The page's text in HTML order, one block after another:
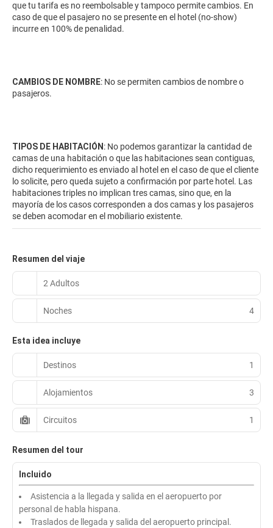
que tu tarifa es no reembolsable y tampoco permite cambios. En
caso de que el pasajero no se presente en el hotel (no-show)
incurre en 100% de penalidad.
CAMBIOS DE NOMBRE: No se permiten cambios de nombre o
pasajeros.
TIPOS DE HABITACIÓN : No podemos garantizar la cantidad de
camas de una habitación o que las habitaciones sean contiguas,
dicho requerimiento es enviado al hotel en el caso de que el cliente
lo solicite, pero queda sujeto a confirmación por parte hotel. Las
habitaciones triples no implican tres camas, sino que, en la
mayoría de los casos corresponden a dos camas y los pasajeros
se deben acomodar en el mobiliario existente.
Resumen del viaje
2 Adultos
Noches 4
Esta idea incluye
Destinos 1
Alojamientos 3
Circuitos 1
Resumen del tour
Incluido
Asistencia a la llegada y salida en el aeropuerto por
personal de habla hispana.
Traslados de llegada y salida del aeropuerto principal.